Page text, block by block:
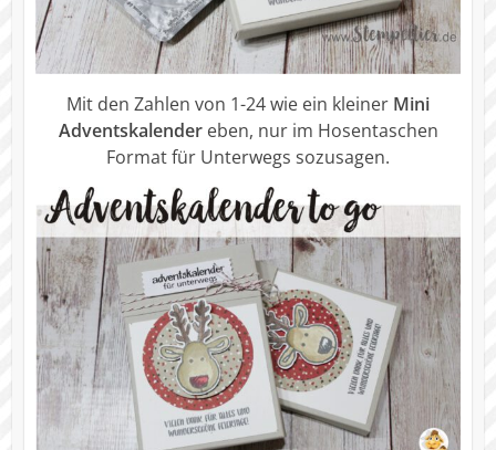
Mit den Zahlen von 1-24 wie ein kleiner Mini
Adventskalendereben, nur im Hosentaschen
Format für Unterwegs sozusagen.